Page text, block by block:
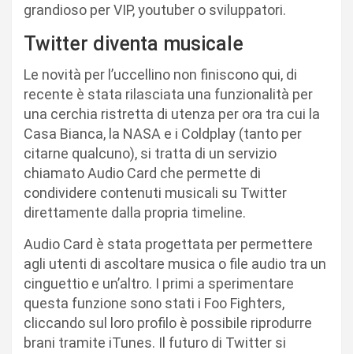
grandioso per VIP, youtuber o sviluppatori.
Twitter diventa musicale
Le novità per l’uccellino non finiscono qui, di
recente è stata rilasciata una funzionalità per
una cerchia ristretta di utenza per ora tra cui la
Casa Bianca, la NASA e i Coldplay (tanto per
citarne qualcuno), si tratta di un servizio
chiamato Audio Card che permette di
condividere contenuti musicali su Twitter
direttamente dalla propria timeline.
Audio Card è stata progettata per permettere
agli utenti di ascoltare musica o file audio tra un
cinguettio e un’altro. I primi a sperimentare
questa funzione sono stati i Foo Fighters,
cliccando sul loro profilo è possibile riprodurre
brani tramite iTunes. Il futuro di Twitter si